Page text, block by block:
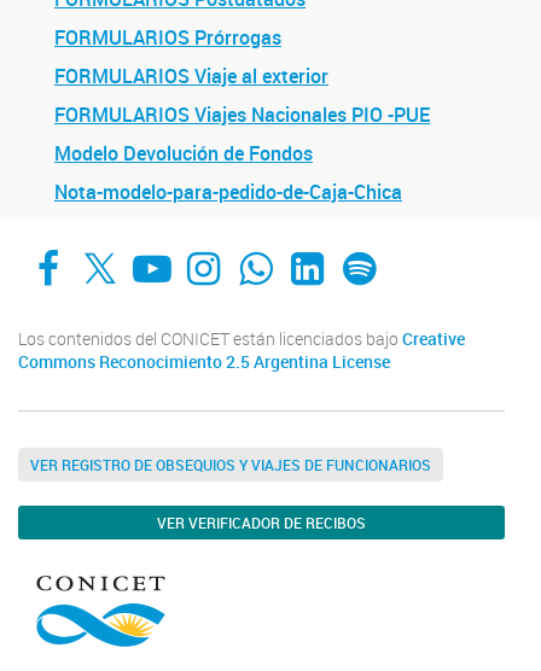
FORMULARIOS Prórrogas
FORMULARIOS Viaje al exterior
FORMULARIOS Viajes Nacionales PIO -PUE
Modelo Devolución de Fondos
Nota-modelo-para-pedido-de-Caja-Chica
Facebook
X YouTube
Instagram
Whats AppLinkedIn
Spotify
Los contenidos del CONICET están licenciados bajo Creative
Commons Reconocimiento 2.5 Argentina License
VER REGISTRO DE OBSEQUIOS Y VIAJES DE FUNCIONARIOS
VER VERIFICADOR DE RECIBOS